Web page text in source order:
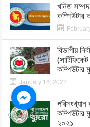
খনিজ
কম্পিউটার
বিভাগীয়
কম্পিউটার
January 16, 2022
কম্পিউটার
২০২১